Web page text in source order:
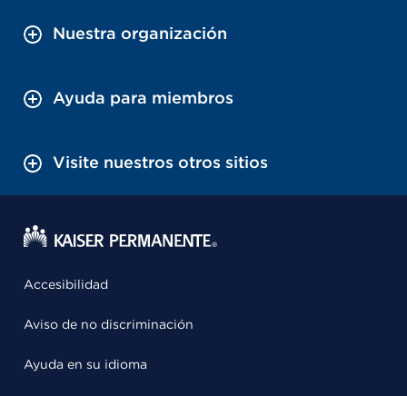
Nuestra organización
Ayuda para miembros
Visite nuestros otros sitios
Accesibilidad
Aviso de no discriminación
Ayuda en su idioma